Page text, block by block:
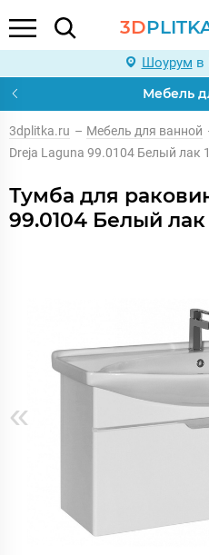
3D
Шоурум в
Мебель
3dplitka.ru – Мебель для ванной
Dreja Laguna 99.0104 Белый лак
Тумба для
99.0104 Белый лак
«